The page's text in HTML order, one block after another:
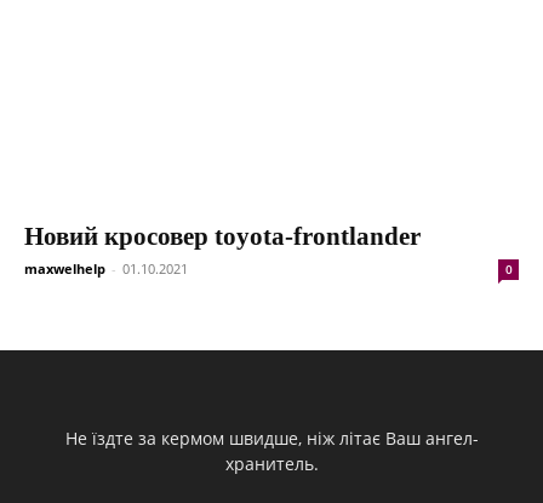
Новий кросовер toyota-frontlander
maxwelhelp - 01.10.2021 0
Не їздте за кермом швидше, ніж літає Ваш ангел-
хранитель.